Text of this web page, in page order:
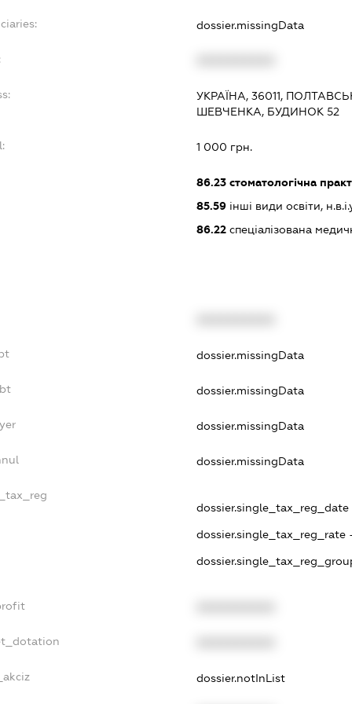
dossier.missingData
УКРАЇНА, 36011,
ШЕВЧЕНКА, БУДИНОК 52
1 000 грн.
86.23 стоматологічна
85.59 інші види освіти,
86.22 спеціалізована
dossier.missingData
dossier.missingData
dossier.missingData
dossier.missingData
dossier.single_tax_reg_date
dossier.single_tax_reg_rate
dossier.notInList